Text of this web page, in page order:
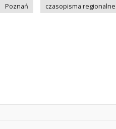
Poznań
czasopisma regionalne